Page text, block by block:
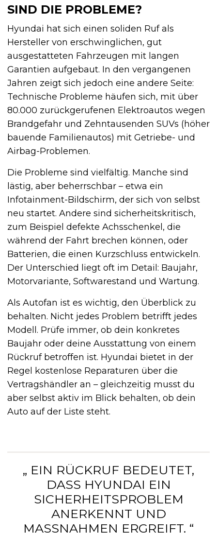
SIND DIE PROBLEME?
Hyundai hat sich einen soliden Ruf als
Hersteller von erschwinglichen, gut
ausgestatteten Fahrzeugen mit langen
Garantien aufgebaut. In den vergangenen
Jahren zeigt sich jedoch eine andere Seite:
Technische Probleme häufen sich, mit über
80.000 zurückgerufenen Elektroautos wegen
Brandgefahr und Zehntausenden SUVs (höher
bauende Familienautos) mit Getriebe- und
Airbag-Problemen.
Die Probleme sind vielfältig. Manche sind
lästig, aber beherrschbar – etwa ein
Infotainment-Bildschirm, der sich von selbst
neu startet. Andere sind sicherheitskritisch,
zum Beispiel defekte Achsschenkel, die
während der Fahrt brechen können, oder
Batterien, die einen Kurzschluss entwickeln.
Der Unterschied liegt oft im Detail: Baujahr,
Motorvariante, Softwarestand und Wartung.
Als Autofan ist es wichtig, den Überblick zu
behalten. Nicht jedes Problem betrifft jedes
Modell. Prüfe immer, ob dein konkretes
Baujahr oder deine Ausstattung von einem
Rückruf betroffen ist. Hyundai bietet in der
Regel kostenlose Reparaturen über die
Vertragshändler an – gleichzeitig musst du
aber selbst aktiv im Blick behalten, ob dein
Auto auf der Liste steht.
„ EIN RÜCKRUF BEDEUTET,
DASS HYUNDAI EIN
SICHERHEITSPROBLEM
ANERKENNT UND
MASSNAHMEN ERGREIFT. “